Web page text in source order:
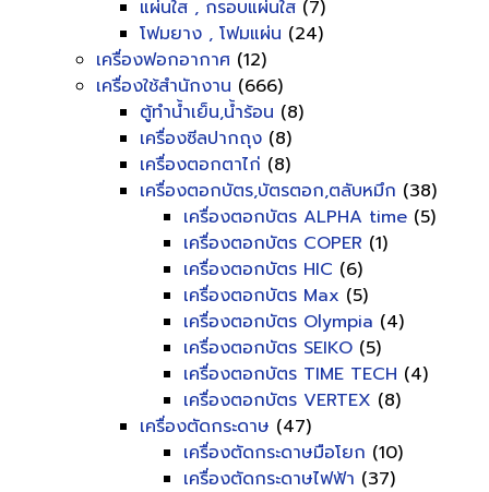
แผ่นใส , กรอบแผ่นใส (7)
โฟมยาง , โฟมแผ่น (24)
เครื่องฟอกอากาศ (12)
เครื่องใช้สำนักงาน (666)
ตู้ทำน้ำเย็น,น้ำร้อน (8)
เครื่องซีลปากถุง (8)
เครื่องตอกตาไก่ (8)
เครื่องตอกบัตร,บัตรตอก,ตลับหมึก (38)
เครื่องตอกบัตร ALPHA time (5)
เครื่องตอกบัตร COPER (1)
เครื่องตอกบัตร HIC (6)
เครื่องตอกบัตร Max (5)
เครื่องตอกบัตร Olympia (4)
เครื่องตอกบัตร SEIKO (5)
เครื่องตอกบัตร TIME TECH (4)
เครื่องตอกบัตร VERTEX (8)
เครื่องตัดกระดาษ (47)
เครื่องตัดกระดาษมือโยก (10)
เครื่องตัดกระดาษไฟฟ้า (37)